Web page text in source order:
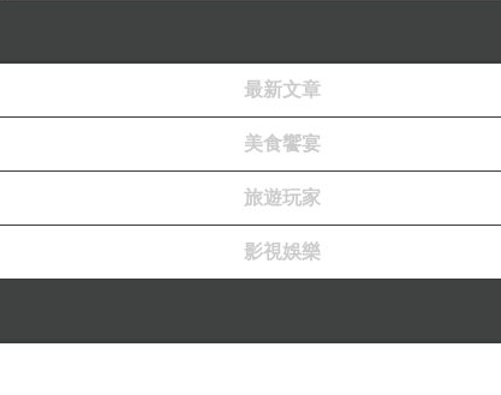
最新文章
美食饗宴
旅遊玩家
影視娛樂